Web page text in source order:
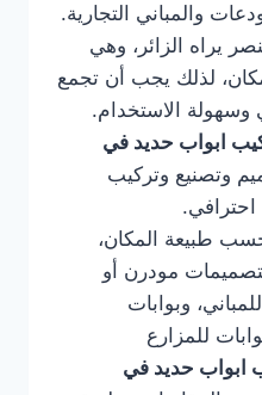
والمباني التجارية.
يراه الزائر، وهي
لذلك يجب أن تجمع
وسهولة الاستخدام.
ابواب حديد في
وتصنيع وتركيب
احترافي.
طبيعة المكان،
مودرن أو
وبوابات
للمزارع
ابواب حديد في